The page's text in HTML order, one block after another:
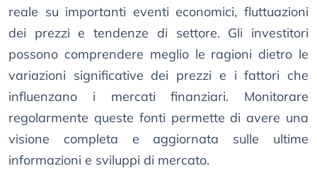
reale su importanti eventi economici, fluttuazioni
dei prezzi e tendenze di settore. Gli investitori
possono comprendere meglio le ragioni dietro le
variazioni significative dei prezzi e i fattori che
influenzano i mercati finanziari. Monitorare
regolarmente queste fonti permette di avere una
visione completa e aggiornata sulle ultime
informazioni e sviluppi di mercato.